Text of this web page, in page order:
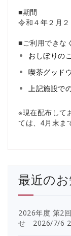
■期間
令和４年２月２
■ご利用できな
おしぼりの
喫茶グッド
上記施設で
※現在配布して
ては、4月末ま
最近の
2026年度 第2
せ 2026/7/6